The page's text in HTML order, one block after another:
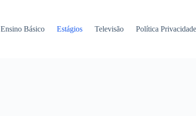
Ensino Básico Estágios Televisão Política Privacidade